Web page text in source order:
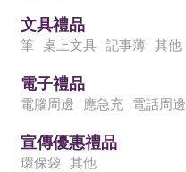
文具禮品
筆 桌上文具 記事薄 其他
電子禮品
電腦周邊 應急充 電話周邊
宣傳優惠禮品
環保袋 其他